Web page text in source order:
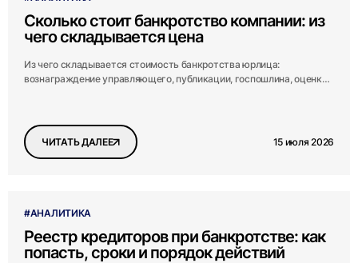
Сколько стоит банкротство компании: из
чего складывается цена
Из чего складывается стоимость банкротства юрлица:
вознаграждение управляющего, публикации, госпошлина, оценка,
ЧИТАТЬ ДАЛЕЕ 15 июля 2026
#АНАЛИТИКА
Реестр кредиторов при банкротстве: как
попасть, сроки и порядок действий